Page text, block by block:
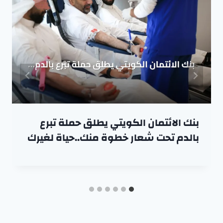
بنك الائتمان الكويتي يطلق حملة تبرع
بالدم تحت شعار خطوة منك..حياة لغيرك